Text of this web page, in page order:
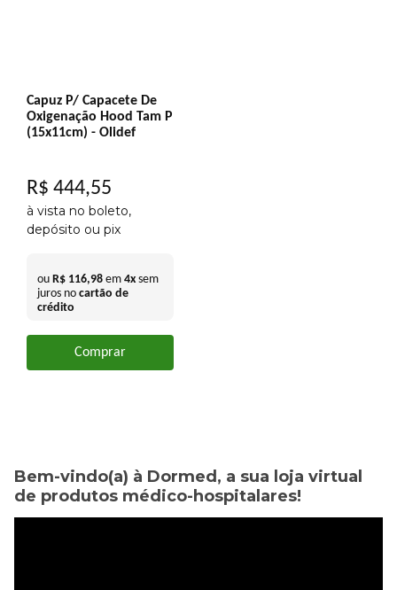
Capuz P/ Capacete De
Oxigenação Hood Tam P
(15x11cm) - Olidef
R$ 444,55
à vista no boleto,
depósito ou pix
ou R$ 116,98 em 4x sem
juros no cartão de
crédito
Comprar
Bem-vindo(a) à Dormed, a sua loja virtual
de produtos médico-hospitalares!